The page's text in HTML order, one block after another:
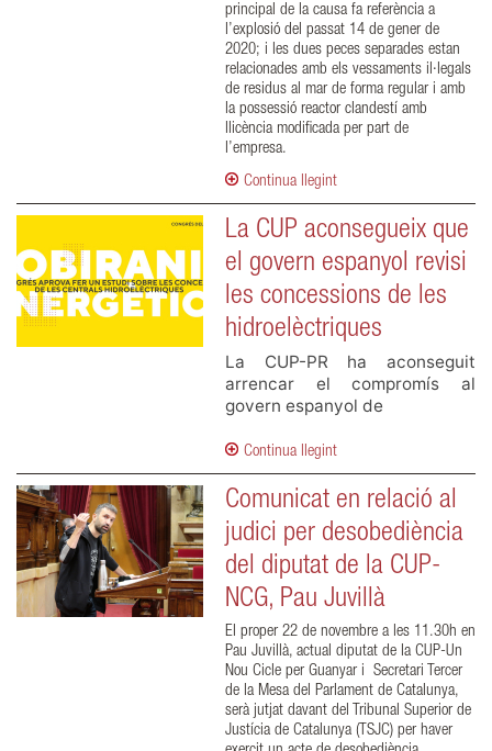
principal de la causa fa referència a
l’explosió del passat 14 de gener de
2020; i les dues peces separades estan
relacionades amb els vessaments il·legals
de residus al mar de forma regular i amb
la possessió reactor clandestí amb
llicència modificada per part de
l’empresa.
Continua llegint
La CUP aconsegueix que
el govern espanyol revisi
les concessions de les
hidroelèctriques
La CUP-PR ha aconseguit
arrencar el compromís al
govern espanyol de
Continua llegint
Comunicat en relació al
judici per desobediència
del diputat de la CUP-
NCG, Pau Juvillà
El proper 22 de novembre a les 11.30h en
Pau Juvillà, actual diputat de la CUP-Un
Nou Cicle per Guanyar i Secretari Tercer
de la Mesa del Parlament de Catalunya,
serà jutjat davant del Tribunal Superior de
Justícia de Catalunya (TSJC) per haver